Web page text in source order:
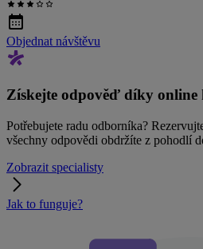
Objednat návštěvu
Získejte odpověď díky online
Potřebujete radu odborníka?
všechny odpovědi obdržíte z pohodlí
Zobrazit specialisty
Jak to funguje?